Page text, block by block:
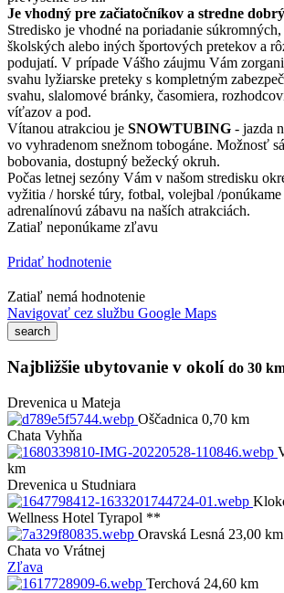
Je vhodný pre začiatočníkov a stredne
Stredisko je vhodné na poriadanie
školských alebo iných športových pretekov a
podujatí. V prípade Vášho záujmu Vám
svahu lyžiarske preteky s kompletným
svahu, slalomové bránky, časomiera,
víťazov a pod.
Vítanou atrakciou je SNOWTUBING - jazda
vo vyhradenom snežnom tobogáne. Možnosť
bobovania, dostupný bežecký okruh.
Počas letnej sezóny Vám v našom stredisku
vyžitia / horské túry, fotbal, volejbal /ponúkame
adrenalínovú zábavu na naších atrakciách.
Zatiaľ neponúkame zľavu
Pridať hodnotenie
Zatiaľ nemá hodnotenie
Navigovať cez službu Google Maps
Najbližšie ubytovanie v okolí do 30
Drevenica u Mateja
Oščadnica 0,70 km
Chata Vyhňa
km
Drevenica u Studniara
Wellness Hotel Tyrapol **
Oravská Lesná 23,00 km
Chata vo Vrátnej
Zľava
Terchová 24,60 km